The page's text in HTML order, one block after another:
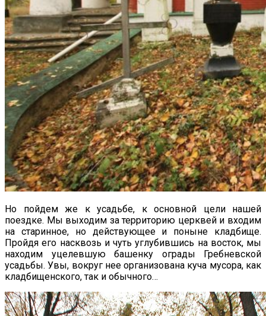
Но пойдем же к усадьбе, к основной цели нашей
поездке. Мы выходим за территорию церквей и входим
на старинное, но действующее и поныне кладбище.
Пройдя его насквозь и чуть углубившись на восток, мы
находим уцелевшую башенку ограды Гребневской
усадьбы. Увы, вокруг нее организована куча мусора, как
кладбищенского, так и обычного…